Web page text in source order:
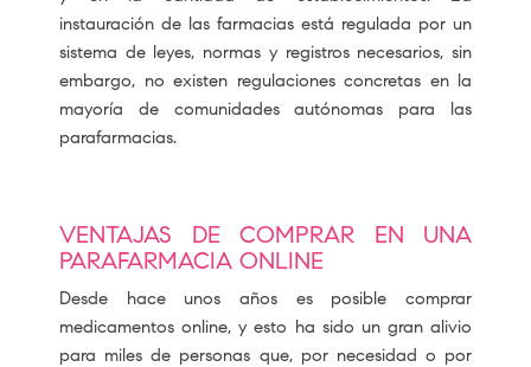
instauración de las farmacias está regulada por un
sistema de leyes, normas y registros necesarios, sin
embargo, no existen regulaciones concretas en la
mayoría de comunidades autónomas para las
parafarmacias.
VENTAJAS DE COMPRAR EN UNA
PARAFARMACIA ONLINE
Desde hace unos años es posible comprar
medicamentos online, y esto ha sido un gran alivio
para miles de personas que, por necesidad o por